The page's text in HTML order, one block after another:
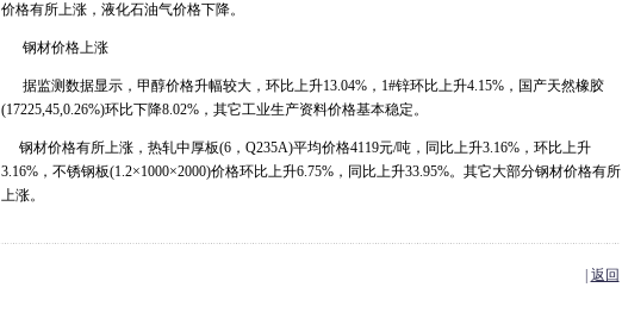
价格有所上涨，液化石油气价格下降。
钢材价格上涨
据监测数据显示，甲醇价格升幅较大，环比上升13.04%，1#锌环比上升4.15%，国产天然橡胶
(17225,45,0.26%)环比下降8.02%，其它工业生产资料价格基本稳定。
钢材价格有所上涨，热轧中厚板(6，Q235A)平均价格4119元/吨，同比上升3.16%，环比上升
3.16%，不锈钢板(1.2×1000×2000)价格环比上升6.75%，同比上升33.95%。其它大部分钢材价格有所
上涨。
返回